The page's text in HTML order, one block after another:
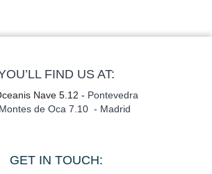
FIND US AT:
Nave 5.12 - Pontevedra
de Oca 7.10 - Madrid
GET IN TOUCH: